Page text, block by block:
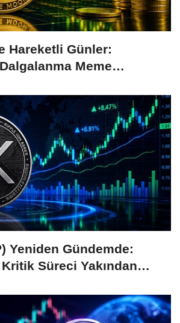
Hareketli Günler:
Meme
Yeniden Gündemde:
Kritik Süreci Yakından